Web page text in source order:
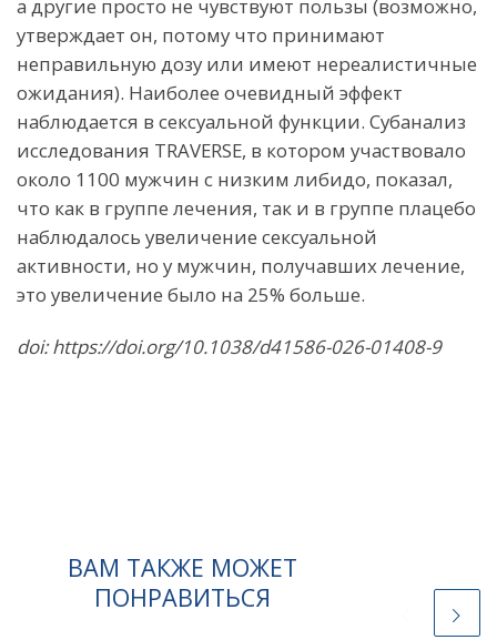
а другие просто не чувствуют пользы (возможно,
утверждает он, потому что принимают
неправильную дозу или имеют нереалистичные
ожидания). Наиболее очевидный эффект
наблюдается в сексуальной функции. Субанализ
исследования TRAVERSE, в котором участвовало
около 1100 мужчин с низким либидо, показал,
что как в группе лечения, так и в группе плацебо
наблюдалось увеличение сексуальной
активности, но у мужчин, получавших лечение,
это увеличение было на 25% больше.
doi: https://doi.org/10.1038/d41586-026-01408-9
ВАМ ТАКЖЕ МОЖЕТ
ПОНРАВИТЬСЯ